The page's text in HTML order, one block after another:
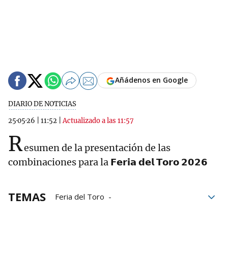
DIARIO DE NOTICIAS
25·05·26
11:52 |Actualizado a las 11:57
Añádenos en Google
Resumen de la presentación de las
combinaciones para la 𝗙𝗲𝗿𝗶𝗮 𝗱𝗲𝗹 𝗧𝗼𝗿𝗼 𝟮𝟬𝟮𝟲
TEMAS
Feria del Toro